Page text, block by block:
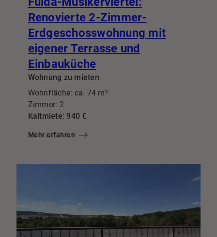
Renovierte 2-Zimmer-
Erdgeschosswohnung mit
eigener Terrasse und
Einbauküche
Wohnung zu mieten
Wohnfläche: ca. 74 m²
Zimmer: 2
Kaltmiete: 940 €
Mehr erfahren